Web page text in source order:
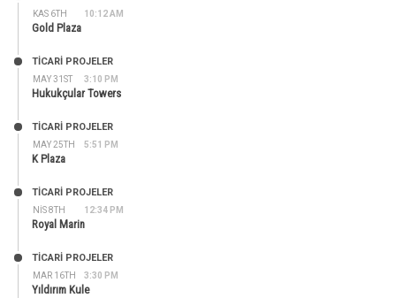
KAS 6TH 10:12 AM
Gold Plaza
MAY 31ST 3:10 PM
TİCARİ PROJELER
Hukukçular Towers
MAY 25TH 5:51 PM
TİCARİ PROJELER
K Plaza
NIS 8TH 12:34 PM
TİCARİ PROJELER
Royal Marin
MAR 16TH 3:30 PM
TİCARİ PROJELER
Yıldırım Kule